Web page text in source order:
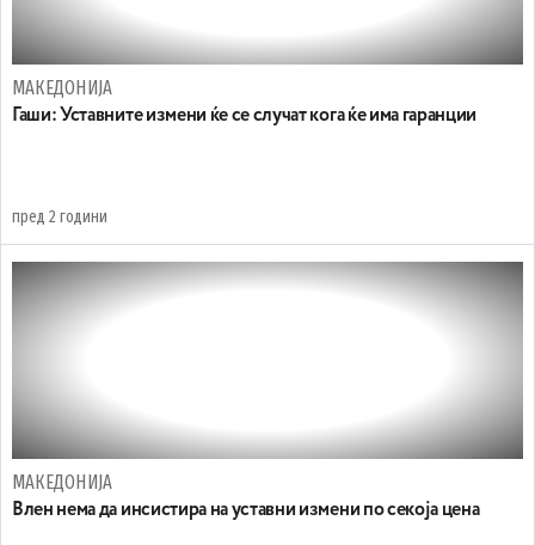
МАКЕДОНИЈА
Гаши: Уставните измени ќе се случат кога ќе има гаранции
пред 2 години
МАКЕДОНИЈА
Влен нема да инсистира на уставни измени по секоја цена